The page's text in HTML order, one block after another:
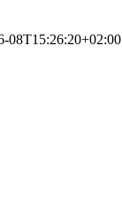
08T15:26:20+02:00